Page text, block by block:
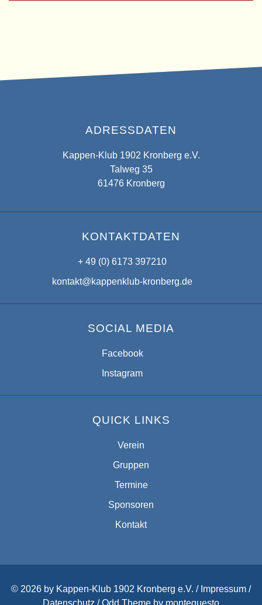
ADRESSDATEN
Kappen-Klub 1902 Kronberg e.V.
Talweg 35
61476 Kronberg
KONTAKTDATEN
+ 49 (0) 6173 397210
kontakt@kappenklub-kronberg.de
SOCIAL MEDIA
Facebook
Instagram
QUICK LINKS
Verein
Gruppen
Termine
Sponsoren
Kontakt
© 2026 by Kappen-Klub 1902 Kronberg e.V. / Impressum /
Datenschutz /Odd Theme by montequesto